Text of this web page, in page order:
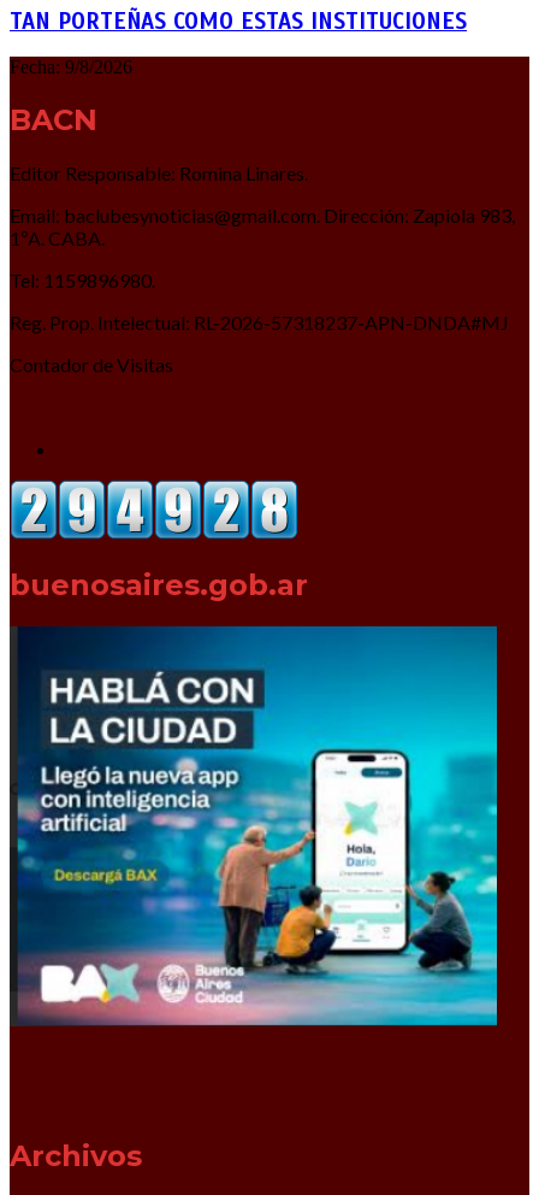
TAN PORTEÑAS COMO ESTAS INSTITUCIONES
Fecha: 9/8/2026
BACN
Editor Responsable: Romina Linares.
Email: baclubesynoticias@gmail.com. Dirección: Zapiola 983,
1ºA. CABA.
Tel: 1159896980.
Reg. Prop. Intelectual: RL-2026-57318237-APN-DNDA#MJ
Contador de Visitas
buenosaires.gob.ar
Archivos